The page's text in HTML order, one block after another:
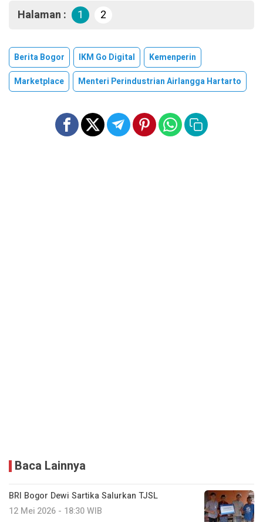
Halaman : 1 2
Berita Bogor IKM Go Digital
Kemenperin
Marketplace
Menteri Perindustrian Airlangga Hartarto
Baca Lainnya
BRI Bogor Dewi Sartika Salurkan TJSL
12 Mei 2026 - 18:30 WIB